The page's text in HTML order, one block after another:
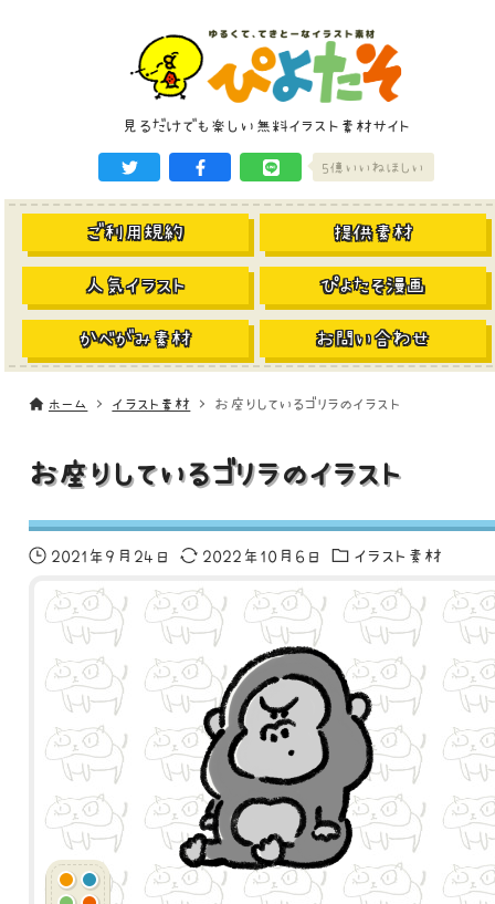
見るだけでも楽しい無料イラスト素材サイト
5億いいねほしい
ご利用規約 提供素材
人気イラスト ぴよたそ漫画
かべがみ素材 お問い合わせ
ホーム イラスト素材 お座りしているゴリラのイラスト
お座りしているゴリラのイラスト
2021年9月24日 2022年10月6日 イラスト素材